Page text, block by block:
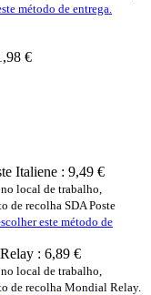
método de entrega.
€
Italiene : 9,49 €
local de trabalho,
de recolha SDA Poste
este método de
: 6,89 €
local de trabalho,
de recolha Mondial Relay.